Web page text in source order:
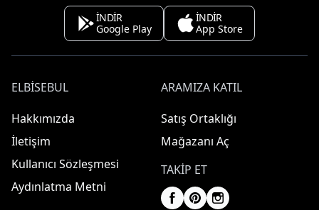
İNDİR
Google Play
İNDİR
App Store
ELBISEBUL
Hakkımızda
İletişim
Kullanıcı Sözleşmesi
Aydınlatma Metni
ARAMIZA KATIL
Satış Ortaklığı
Mağazanı Aç
TAKIP ET